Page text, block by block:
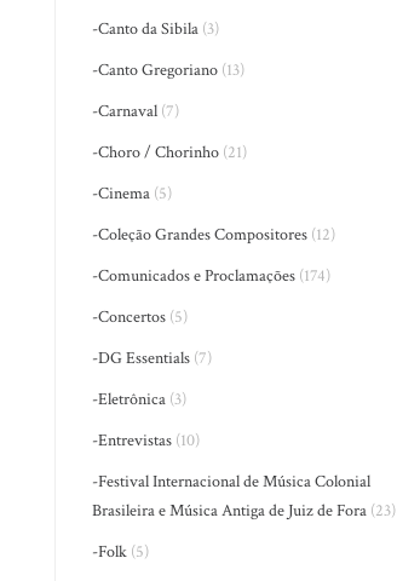
-Canto da Sibila (3)
-Canto Gregoriano (13)
-Carnaval (7)
-Choro / Chorinho (21)
-Cinema (5)
-Coleção Grandes Compositores (12)
-Comunicados e Proclamações (174)
-Concertos (5)
-DG Essentials (7)
-Eletrônica (3)
-Entrevistas (10)
-Festival Internacional de Música Colonial
Brasileira e Música Antiga de Juiz de Fora (23)
-Folk (5)